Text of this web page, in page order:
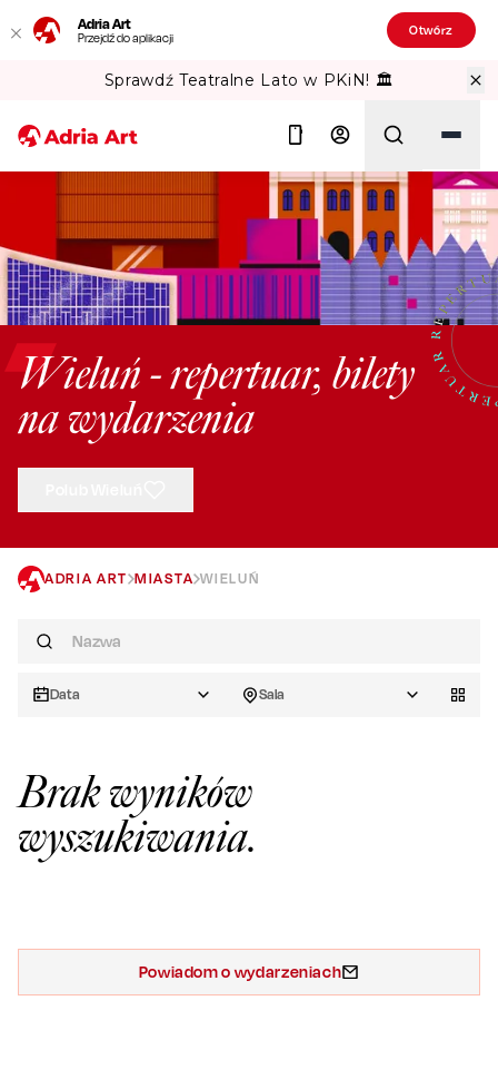
Adria Art
Przejdź do aplikacji Otwórz
Sprawdź Teatralne Lato w PKiN! 🏛️
Szukaj
Wieluń - repertuar, bilety
na wydarzenia
ADRIA ART MIASTA WIELUŃ
Data Sala
Brak wyników
wyszukiwania.
Powiadom o wydarzeniach